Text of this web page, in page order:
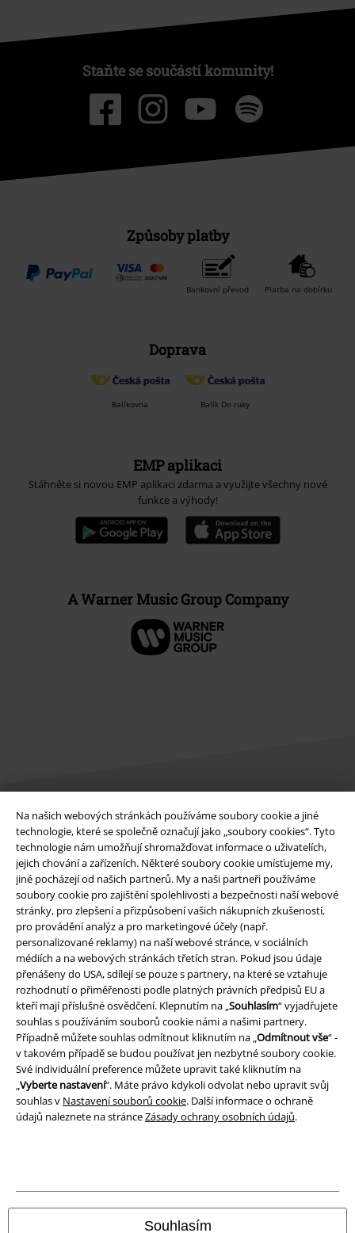
Na našich webových stránkách používáme soubory cookie a jiné
technologie, které se společně označují jako „soubory cookies“. Tyto
technologie nám umožňují shromažďovat informace o uživatelích,
jejich chování a zařízeních. Některé soubory cookie umísťujeme my,
jiné pocházejí od našich partnerů. My a naši partneři používáme
soubory cookie pro zajištění spolehlivosti a bezpečnosti naší webové
stránky, pro zlepšení a přizpůsobení vašich nákupních zkušeností,
pro provádění analýz a pro marketingové účely (např.
personalizované reklamy) na naší webové stránce, v sociálních
médiích a na webových stránkách třetích stran. Pokud jsou údaje
přenášeny do USA, sdílejí se pouze s partnery, na které se vztahuje
rozhodnutí o přiměřenosti podle platných právních předpisů EU a
kteří mají příslušné osvědčení. Klepnutím na „Souhlasím“ vyjadřujete
souhlas s používáním souborů cookie námi a našimi partnery.
Případně můžete souhlas odmítnout kliknutím na „Odmítnout vše“ -
v takovém případě se budou používat jen nezbytné soubory cookie.
Své individuální preference můžete upravit také kliknutím na
„Vyberte nastavení“. Máte právo kdykoli odvolat nebo upravit svůj
souhlas v Nastavení souborů cookie. Další informace o ochraně
údajů naleznete na stránceZásady ochrany osobních údajů.
Souhlasím
Staňte se součástí komunity!
Způsoby platby
Bankovní převod Platba na dobírku
Doprava
Balíkovna Balík Do ruky
EMP aplikaci
Stáhněte si novou EMP aplikaci zdarma a využijte všechny nové
funkce a výhody!
A Warner Music Group Company
Právní informace
Podmínky
Prohlášení
Ochrana osobních údajů
Likvidace odpadu a ochrana životního prostředí
Prohlášení o shodě
Informace o přístupnosti
Nastavení souborů cookie
Odstoupení od smlouvy